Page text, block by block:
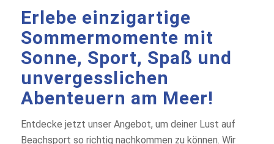
Erlebe einzigartige
Sommermomente mit
Sonne, Sport, Spaß und
unvergesslichen
Abenteuern am Meer!
Entdecke jetzt unser Angebot, um deiner Lust auf
Beachsport so richtig nachkommen zu können. Wir